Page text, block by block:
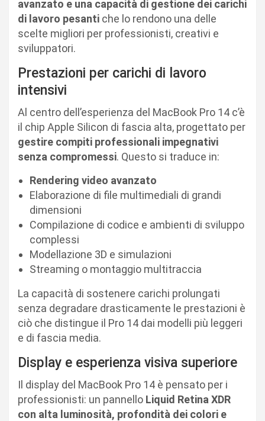
avanzato e una capacità di gestione dei carichi
di lavoro pesanti che lo rendono una delle
scelte migliori per professionisti, creativi e
sviluppatori.
Prestazioni per carichi di lavoro
intensivi
Al centro dell’esperienza del MacBook Pro 14 c’è
il chip Apple Silicon di fascia alta, progettato per
gestire compiti professionali impegnativi
senza compromessi. Questo si traduce in:
Rendering video avanzato
Elaborazione di file multimediali di grandi
dimensioni
Compilazione di codice e ambienti di sviluppo
complessi
Modellazione 3D e simulazioni
Streaming o montaggio multitraccia
La capacità di sostenere carichi prolungati
senza degradare drasticamente le prestazioni è
ciò che distingue il Pro 14 dai modelli più leggeri
e di fascia media.
Display e esperienza visiva superiore
Il display del MacBook Pro 14 è pensato per i
professionisti: un pannello Liquid Retina XDR
con alta luminosità, profondità dei colori e